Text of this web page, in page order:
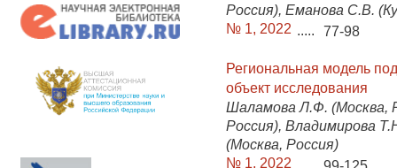
Россия), Еманова С.В.
№ 1, 2022 ..... 77-98
Региональная модель
объект исследования
Шаламова Л.Ф. (Москва,
Россия), Владимирова
(Москва, Россия)
№ 1, 2022 .....